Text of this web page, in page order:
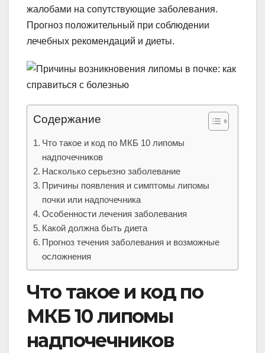
жалобами на сопутствующие заболевания.
Прогноз положительный при соблюдении
лечебных рекомендаций и диеты.
Содержание
Что такое и код по МКБ 10 липомы
надпочечников
Насколько серьезно заболевание
Причины появления и симптомы липомы
почки или надпочечника
Особенности лечения заболевания
Какой должна быть диета
Прогноз течения заболевания и возможные
осложнения
Что такое и код по
МКБ 10 липомы
надпочечников